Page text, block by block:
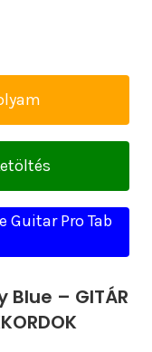
Guitar Pro Tab
– GITÁR